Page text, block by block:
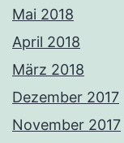
Mai 2018
April 2018
März 2018
Dezember 2017
November 2017